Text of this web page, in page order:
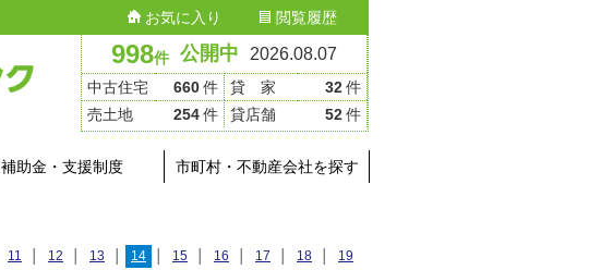
998件 公開中 2026.08.07
中古住宅 660件 貸 家 32件
売土地
254件 貸店舗 52件
お気に入り 閲覧履歴
補助金・支援制度 市町村・不動産会社を探す
11 12 13 14 15 16 17 18
19